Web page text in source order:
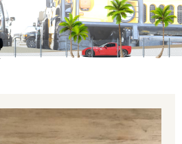
介 会社概要
報 公式ブログ